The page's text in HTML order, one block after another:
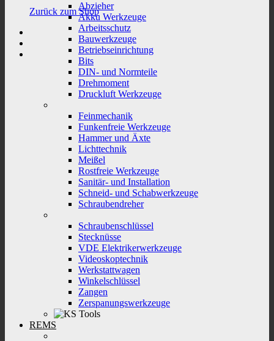
Zurück zum Shop
Abzieher
Akku Werkzeuge
Arbeitsschutz
Bauwerkzeuge
Betriebseinrichtung
Bits
DIN- und Normteile
Drehmoment
Druckluft Werkzeuge
Feinmechanik
Funkenfreie Werkzeuge
Hammer und Äxte
Lichttechnik
Meißel
Rostfreie Werkzeuge
Sanitär- und Installation
Schneid- und Schabwerkzeuge
Schraubendreher
Schraubenschlüssel
Stecknüsse
VDE Elektrikerwerkzeuge
Videoskoptechnik
Werkstattwagen
Winkelschlüssel
Zangen
Zerspanungswerkzeuge
REMS